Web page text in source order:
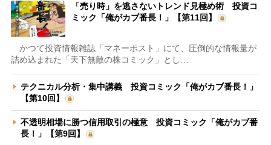
「売り時」を逃さないトレンド見極め術 投資コ
ミック「俺がカブ番長！」【第11回】
かつて投資情報雑誌「マネーポスト」にて、圧倒的な情報量が
詰め込まれた「天下無敵の株コミック」とし…
テクニカル分析・集中講義 投資コミック「俺がカブ番長！」
【第10回】
不透明相場に勝つ信用取引の極意 投資コミック「俺がカブ番
長！」【第9回】